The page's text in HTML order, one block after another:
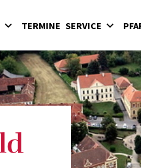
TERMINE SERVICE
Eintritt in die Kirche
Begräbnisse
Jugend
Erwachsene
Kirchenmusik
Glaube und Gebet
Geistliche